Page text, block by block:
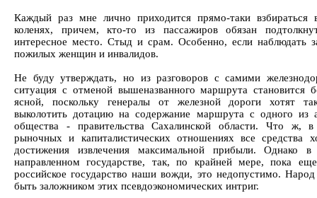
Каждый раз мне лично приходится прямо-таки взбираться
коленях, причем, кто-то из пассажиров обязан
интересное место. Стыд и срам. Особенно, если наблюдать
пожилых женщин и инвалидов.
Не буду утверждать, но из разговоров с самими
ситуация с отменой вышеназванного маршрута становится
ясной, поскольку генералы от железной дороги хотят
выколотить дотацию на содержание маршрута с одного из
общества - правительства Сахалинской области. Что ж,
рыночных и капиталистических отношениях все средства
достижения извлечения максимальной прибыли. Однако в
направленном государстве, так, по крайней мере, пока
российское государство наши вожди, это недопустимо.
быть заложником этих псевдоэкономических интриг.